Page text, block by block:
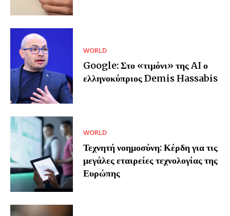
WORLD
Google: Στο «τιμόνι» της AI ο
ελληνοκύπριος Demis Hassabis
WORLD
Τεχνητή νοημοσύνη: Κέρδη για τις
μεγάλες εταιρείες τεχνολογίας της
Ευρώπης